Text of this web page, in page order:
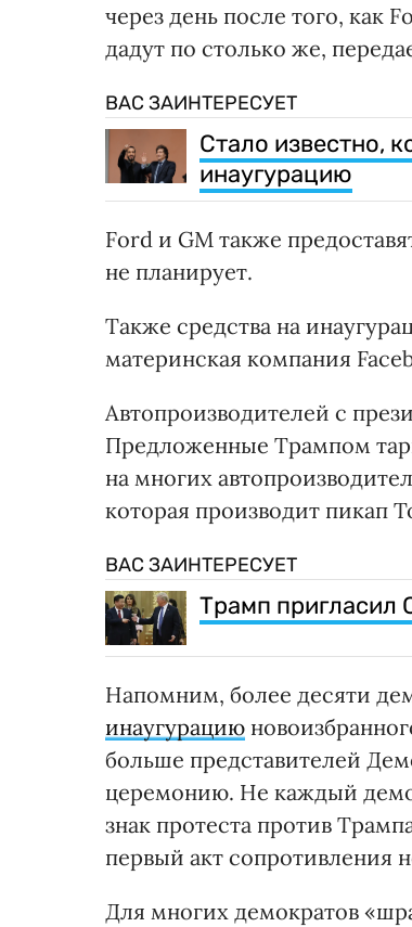
через день после того, как
дадут по столько же,
ВАС ЗАИНТЕРЕСУЕТ
Стало известно,
инаугурацию
Ford и GM также
не планирует.
Также средства на
материнская компания
Автопроизводителей с
Предложенные Трампом
на многих
которая производит пикап
ВАС ЗАИНТЕРЕСУЕТ
Трамп пригласил
Напомним, более десяти
инаугурацию
больше представителей
церемонию. Не каждый
знак протеста против
первый акт сопротивления
Для многих демократов